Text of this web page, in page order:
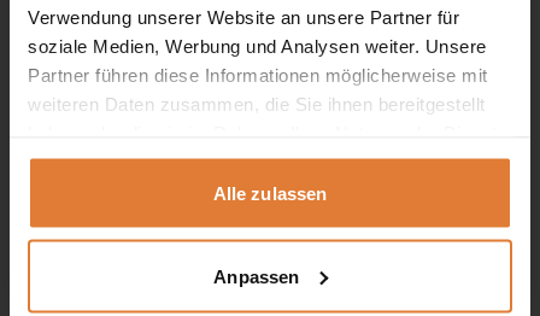
Verwendung unserer Website an unsere Partner für
soziale Medien, Werbung und Analysen weiter. Unsere
Partner führen diese Informationen möglicherweise mit
weiteren Daten zusammen, die Sie ihnen bereitgestellt
gesammelt haben.
Alle zulassen
Anpassen
Mo-Fr. Von 8 - 16 Uhr
BEAUTY SOFA GMBH
Kleine Friedensstr. 24
15328 Küstriner Vorland
DEUTSCHLAND
Widerrufsbelehrung
Zahlungsarten